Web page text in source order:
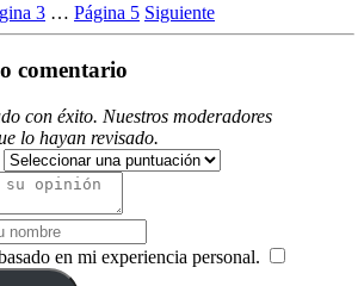
3 … Página 5 Siguiente
comentario
con éxito. Nuestros moderadores
lo hayan revisado.
en mi experiencia personal.